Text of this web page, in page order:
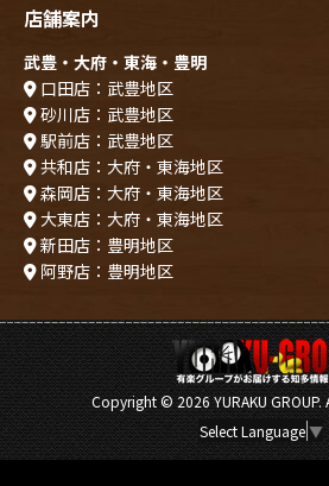
店舗案内
武豊・大府・東海・豊明
口田店：武豊地区
砂川店：武豊地区
駅前店：武豊地区
共和店：大府・東海地区
森岡店：大府・東海地区
大東店：大府・東海地区
新田店：豊明地区
阿野店：豊明地区
Copyright ©2026 YURAKU
Select Language ▼